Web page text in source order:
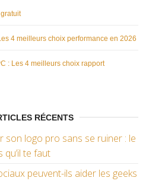
4 meilleurs choix performance en 2026
: Les 4 meilleurs choix rapport
RÉCENTS
son logo pro sans se ruiner : le
qu’il te faut
peuvent-ils aider les geeks